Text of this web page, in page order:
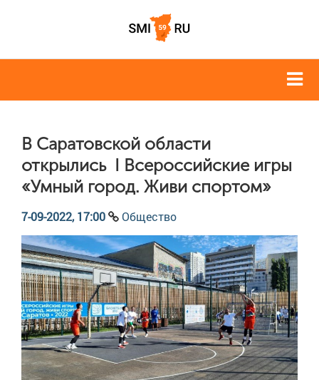
В Саратовской области
открылись I Всероссийские игры
«Умный город. Живи спортом»
7-09-2022, 17:00 Общество